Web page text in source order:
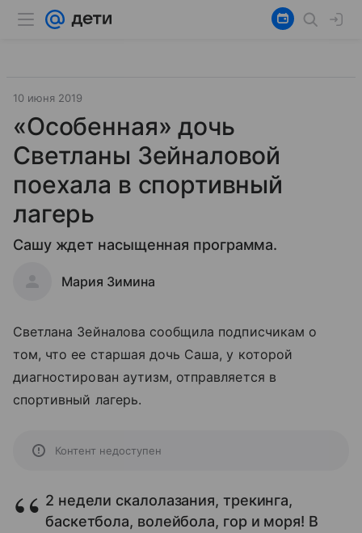
10 июня 2019
«Особенная» дочь
Светланы Зейналовой
поехала в спортивный
лагерь
Сашу ждет насыщенная программа.
Мария Зимина
Светлана Зейналова сообщила подписчикам о
том, что ее старшая дочь Саша, у которой
диагностирован аутизм, отправляется в
спортивный лагерь.
Контент недоступен
2 недели скалолазания, трекинга,
баскетбола, волейбола, гор и моря! В